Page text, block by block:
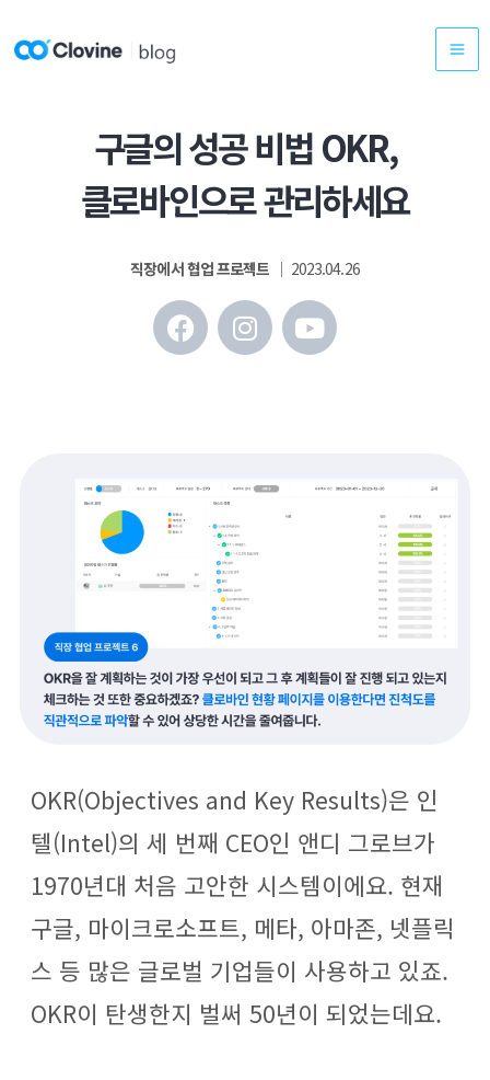
텐
구글의 성공 비법 OKR,
클로바인으로 관리하세요
직장에서 협업 프로젝트 │ 2023.04.26
F
a
c
k
I
n
s
r
a
Y
o
u
OKR(Objectives and Key Results)은 인
텔(Intel)의 세 번째 CEO인 앤디 그로브가
1970년대 처음 고안한 시스템이에요. 현재
구글, 마이크로소프트, 메타, 아마존, 넷플릭
스 등 많은 글로벌 기업들이 사용하고 있죠.
OKR이 탄생한지 벌써 50년이 되었는데요.